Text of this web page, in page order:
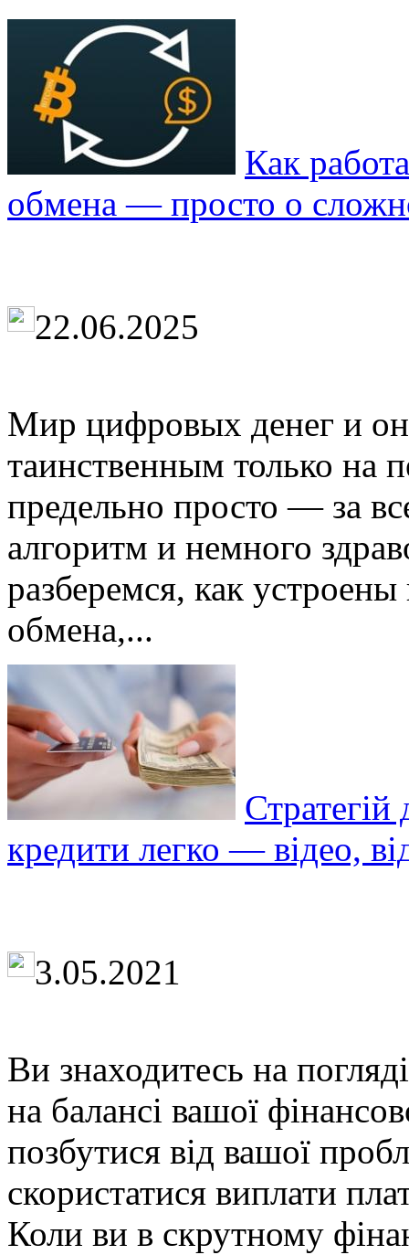
Как
обмена — просто о
22.06.2025
Мир цифровых денег и
таинственным только на
предельно просто — за
алгоритм и немного
разберемся, как
обмена,...
кредити легко — відео,
3.05.2021
Ви знаходитесь на
на балансі вашої
позбутися від вашої
скористатися виплати
Коли ви в скрутному